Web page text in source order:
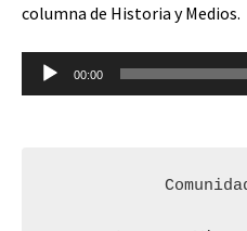
columna de Historia y Medios.
Reproductor
00:00